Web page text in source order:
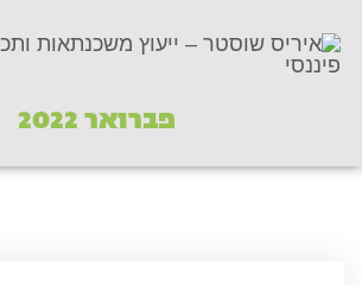
לתוכן
פברואר 2022